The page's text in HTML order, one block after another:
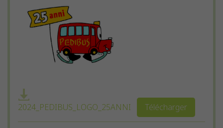
2024_PEDIBUS_LOGO_25ANNI Télécharger